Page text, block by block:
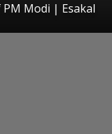
PM Modi | Esakal